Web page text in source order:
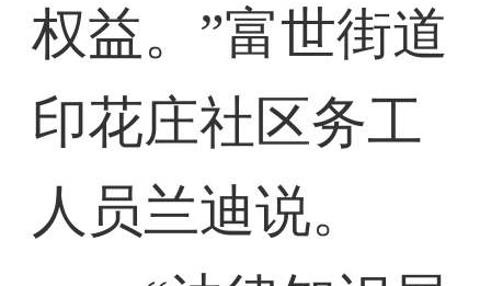
权益。”富世街道
印花庄社区务工
人员兰迪说。